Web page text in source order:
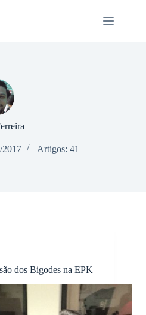
2017 Artigos: 41
dos Bigodes na EPK